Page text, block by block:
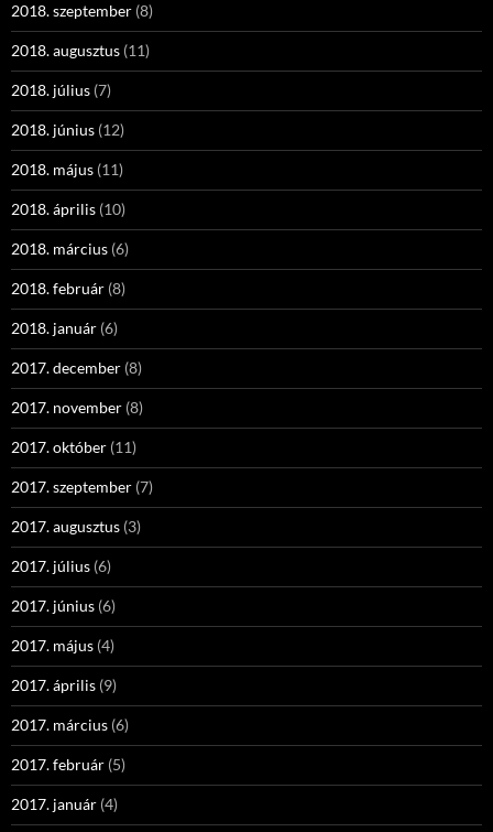
2018. szeptember (8)
2018. augusztus (11)
2018. július (7)
2018. június (12)
2018. május (11)
2018. április (10)
2018. március (6)
2018. február (8)
2018. január (6)
2017. december (8)
2017. november (8)
2017. október (11)
2017. szeptember (7)
2017. augusztus (3)
2017. július (6)
2017. június (6)
2017. május (4)
2017. április (9)
2017. március (6)
2017. február (5)
2017. január (4)